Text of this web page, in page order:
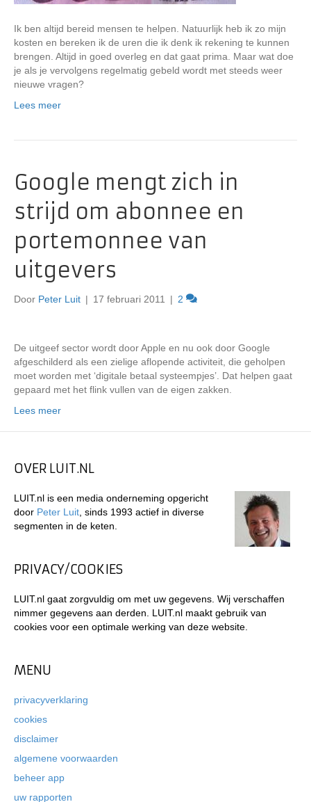
Ik ben altijd bereid mensen te helpen. Natuurlijk heb ik zo mijn
kosten en bereken ik de uren die ik denk ik rekening te kunnen
brengen. Altijd in goed overleg en dat gaat prima. Maar wat doe
je als je vervolgens regelmatig gebeld wordt met steeds weer
nieuwe vragen?
Lees meer
Google mengt zich in
strijd om abonnee en
portemonnee van
uitgevers
Door Peter Luit | 17 februari 2011 | 2
De uitgeef sector wordt door Apple en nu ook door Google
afgeschilderd als een zielige aflopende activiteit, die geholpen
moet worden met ‘digitale betaal systeempjes’. Dat helpen gaat
gepaard met het flink vullen van de eigen zakken.
Lees meer
OVER LUIT.NL
LUIT.nl is een media onderneming opgericht
door Peter Luit , sinds 1993 actief in diverse
segmenten in de keten.
PRIVACY/COOKIES
LUIT.nl gaat zorgvuldig om met uw gegevens. Wij verschaffen
nimmer gegevens aan derden. LUIT.nl maakt gebruik van
cookies voor een optimale werking van deze website.
MENU
privacyverklaring
cookies
disclaimer
algemene voorwaarden
beheer app
uw rapporten